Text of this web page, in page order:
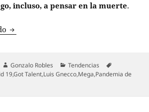
incluso, a pensar en la muerte.
Luis Gnecco confiesa que durante su
Autor
Gonzalo Robles Categorías
Tendencias
19,Got Talent,Luis Gnecco,Mega,Pandemia de